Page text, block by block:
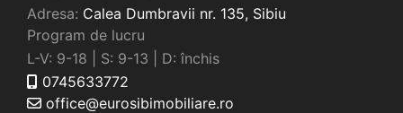
Adresa: Calea Dumbravii nr. 135, Sibiu
Program de lucru
L-V: 9-18 | S: 9-13 | D: închis
0745633772
office@eurosibimobiliare.ro